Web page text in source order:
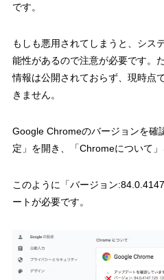
です。
もしも悪用されてしまうと、シス
能性があるので注意が必要です。
情報は公開されておらず、現時点
きません。
Google Chromeのバージョンを確
定」を開き、「Chromeについて」
このように「バージョン
ートが必要です。